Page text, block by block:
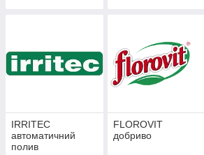
IRRITEC
автоматичний
полив
FLOROVIT
добриво